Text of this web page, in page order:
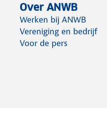
Over ANWB
Werken bij ANWB
Vereniging en bedrijf
Voor de pers